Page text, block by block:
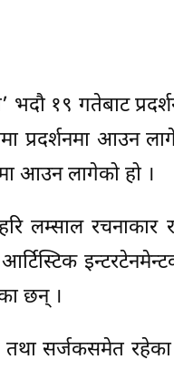
भदौ १९ गतेबाट
प्रदर्शनमा आउन
आउन लागेको हो ।
लम्साल
छन् ।
तथा सर्जकसमेत